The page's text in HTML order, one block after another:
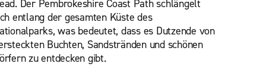
Der Pembrokeshire Coast Path schlängelt
entlang der gesamten Küste des
was bedeutet, dass es Dutzende von
Buchten, Sandstränden und schönen
zu entdecken gibt.